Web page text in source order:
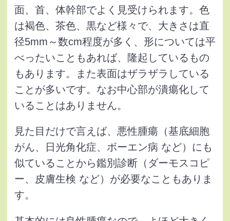
面、首、体幹部でよく見受けられます。色
は褐色、茶色、黒など様々で、大きさは直
径5mm～数cm程度が多く、形については平
べったいこともあれば、隆起しているもの
もあります。また表面はザラザラしている
ことが多いです。なお中心部が潰瘍化して
いることはありません。
見た目だけで言えば、悪性腫瘍（基底細胞
がん、日光角化症、ボーエン病 など）にも
似ていることから鑑別診断（ダーモスコピ
ー、皮膚生検 など）が必要なこともありま
す。